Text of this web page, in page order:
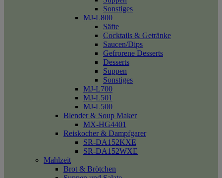
Sonstiges
MJ-L800
Säfte
Cocktails & Getränke
Saucen/Dips
Gefrorene Desserts
Desserts
Suppen
Sonstiges
MJ-L700
MJ-L501
MJ-L500
Blender & Soup Maker
MX-HG4401
Reiskocher & Dampfgarer
SR-DA152KXE
SR-DA152WXE
Mahlzeit
Brot & Brötchen